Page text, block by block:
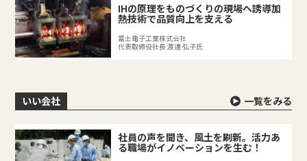
IHの原理をものづくりの現場へ誘導加
熱技術で品質向上を支える
富士電子工業株式会社
代表取締役社長 渡邊 弘子氏
いい会社 一覧をみる
社員の声を聞き、風土を刷新。活力あ
る職場がイノベーションを生む！